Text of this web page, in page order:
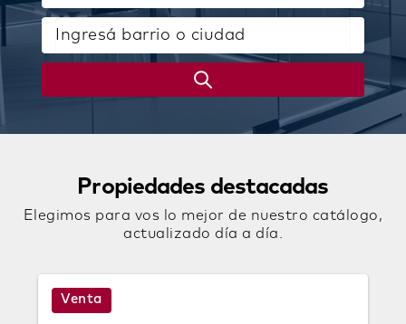
Propiedades destacadas
Elegimos para vos lo mejor de nuestro catálogo,
actualizado día a día.
Venta